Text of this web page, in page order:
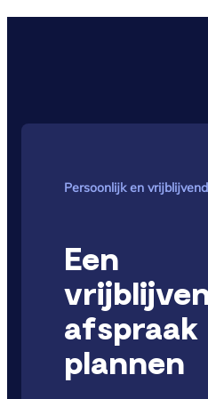
Persoonlijk en vrijblijvend
Een
afspraak
plannen